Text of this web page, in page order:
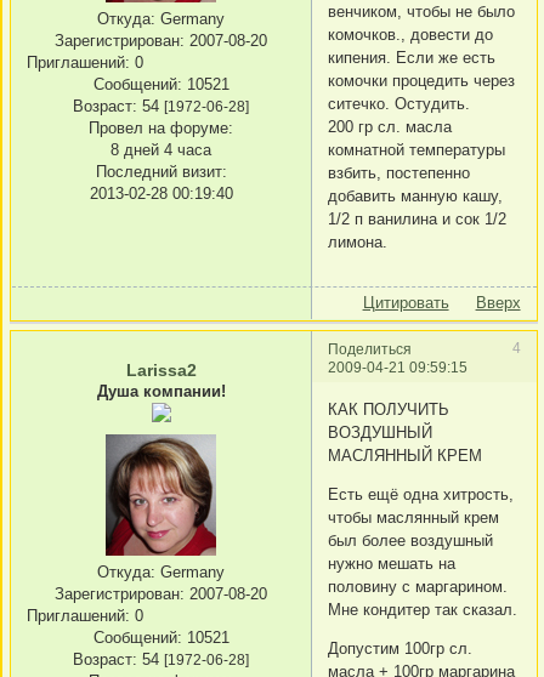
Откуда: Germany
Зарегистрирован: 2007-08-20
Приглашений: 0
Сообщений: 10521
Возраст: 54 [1972-06-28]
Провел на форуме:
8 дней 4 часа
Последний визит:
2013-02-28 00:19:40
венчиком, чтобы не было
комочков., довести до
кипения. Если же есть
комочки процедить через
ситечко. Остудить.
200 гр сл. масла
комнатной температуры
взбить, постепенно
добавить манную кашу,
1/2 п ванилина и сок 1/2
лимона.
Цитировать Вверх
Поделиться
4
2009-04-21 09:59:15
Larissa2
Душа компании!
Откуда: Germany
Зарегистрирован: 2007-08-20
Приглашений: 0
Сообщений: 10521
Возраст: 54 [1972-06-28]
КАК ПОЛУЧИТЬ
ВОЗДУШНЫЙ
МАСЛЯННЫЙ КРЕМ
Есть ещё одна хитрость,
чтобы маслянный крем
был более воздушный
нужно мешать на
половину с маргарином.
Мне кондитер так сказал.
Допустим 100гр сл.
масла + 100гр маргарина